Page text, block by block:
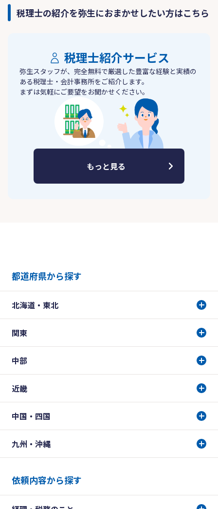
税理士の紹介を弥生におまかせしたい方はこちら
税理士紹介サービス
弥生スタッフが、完全無料で厳選した豊富な経験と実績の
ある税理士・会計事務所をご紹介します。
まずは気軽にご要望をお聞かせください。
もっと見る
都道府県から探す
北海道・東北
関東
中部
近畿
中国・四国
九州・沖縄
依頼内容から探す